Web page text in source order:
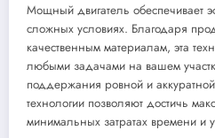
Мощный двигатель обеспечивает
сложных условиях. Благодаря
качественным материалам, эта
любыми задачами на вашем
поддержания ровной и
технологии позволяют достичь
минимальных затратах времени и